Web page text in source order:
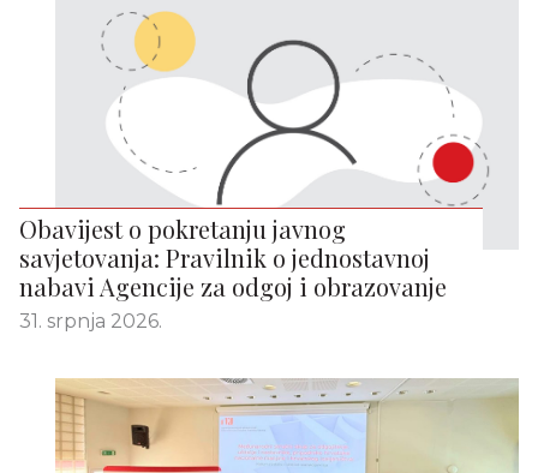
Obavijest o pokretanju javnog
savjetovanja: Pravilnik o jednostavnoj
nabavi Agencije za odgoj i obrazovanje
31. srpnja 2026.